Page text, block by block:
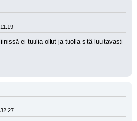
ei tuulia ollut ja tuolla sitä luultavasti